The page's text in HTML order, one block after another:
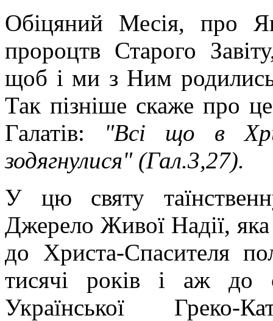
Обіцяний Месія, про
пророцтв Старого
щоб і ми з Ним
Так пізніше скаже про
Галатів:
"Всі що в
зодягнулися" (Гал.3,27).
У цю святу
Джерело Живої Надії, яка
до Христа-Спасителя
тисячі років і аж до
Української Греко-